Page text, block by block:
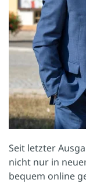
Seit letzter
nicht nur in
bequem online